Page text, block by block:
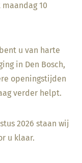
10
u van harte
in Den Bosch,
openingstijden
verder helpt.
2026 staan wij
u klaar.